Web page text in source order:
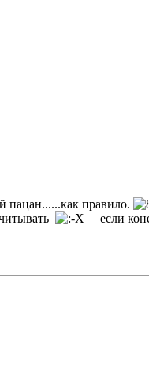
пацан......как правило.
если